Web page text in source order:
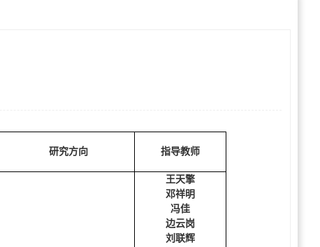
研究方向 指导教师
王天擎
邓祥明
冯佳
边云岗
刘联辉